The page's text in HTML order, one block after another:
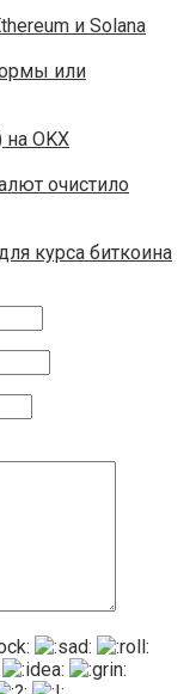
и Solana
или
на OKX
очистило
курса биткоина